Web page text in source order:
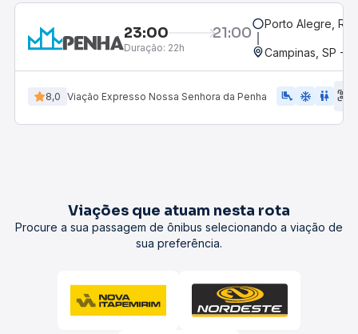
23:00 21:00
Duração: 22h
Porto Alegre, RS
Campinas, SP -
8,0 Viação Expresso Nossa Senhora da Penha airline_seat_legroom_extra ac_unit WC
Viações que atuam nesta rota
Procure a sua passagem de ônibus selecionando a viação de
sua preferência.